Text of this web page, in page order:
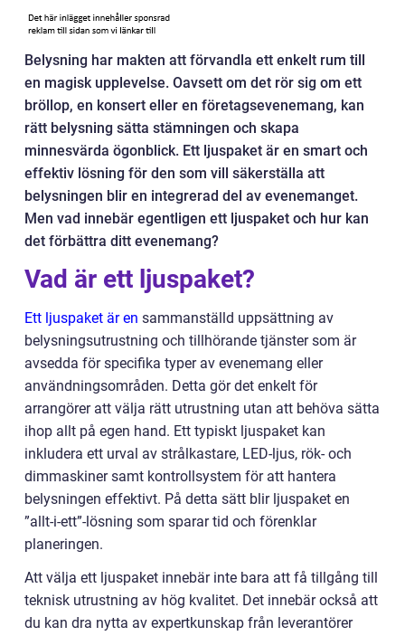
Belysning har makten att förvandla ett enkelt rum till
en magisk upplevelse. Oavsett om det rör sig om ett
bröllop, en konsert eller en företagsevenemang, kan
rätt belysning sätta stämningen och skapa
minnesvärda ögonblick. Ett ljuspaket är en smart och
effektiv lösning för den som vill säkerställa att
belysningen blir en integrerad del av evenemanget.
Men vad innebär egentligen ett ljuspaket och hur kan
det förbättra ditt evenemang?
Vad är ett ljuspaket?
Ett ljuspaket är en sammanställd uppsättning av
belysningsutrustning och tillhörande tjänster som är
avsedda för specifika typer av evenemang eller
användningsområden. Detta gör det enkelt för
arrangörer att välja rätt utrustning utan att behöva sätta
ihop allt på egen hand. Ett typiskt ljuspaket kan
inkludera ett urval av strålkastare, LED-ljus, rök- och
dimmaskiner samt kontrollsystem för att hantera
belysningen effektivt. På detta sätt blir ljuspaket en
”allt-i-ett”-lösning som sparar tid och förenklar
planeringen.
Att välja ett ljuspaket innebär inte bara att få tillgång till
teknisk utrustning av hög kvalitet. Det innebär också att
du kan dra nytta av expertkunskap från leverantörer